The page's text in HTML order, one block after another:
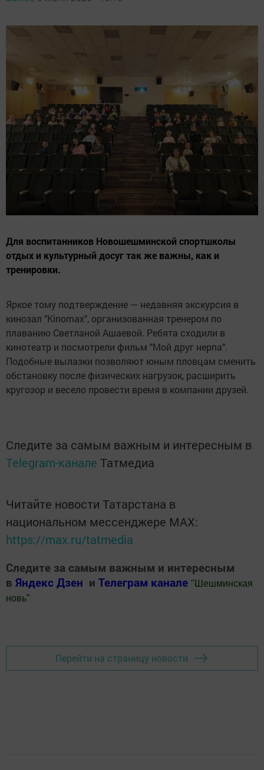
Для воспитанников Новошешминской спортшколы
отдых и культурный досуг так же важны, как и
тренировки.
Яркое тому подтверждение — недавняя экскурсия в
кинозал "Kinomax", организованная тренером по
плаванию Светланой Ашаевой. Ребята сходили в
кинотеатр и посмотрели фильм "Мой друг нерпа".
Подобные вылазки позволяют юным пловцам сменить
обстановку после физических нагрузок, расширить
кругозор и весело провести время в компании друзей.
Следите за самым важным и интересным в
Telegram-канале Татмедиа
Читайте новости Татарстана в
национальном мессенджере MАХ:
https://max.ru/tatmedia
Следите за самым важным и интересным
в Яндекс Дзен и Телеграм канале " Шешминская
новь"
Перейти на страницу новости